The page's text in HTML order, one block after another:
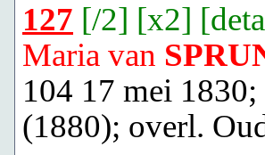
127 [/2] [x2] [
Maria van
104 17 mei
(1880); overl.